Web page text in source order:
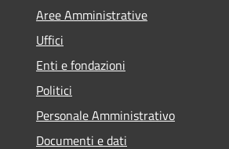
Aree Amministrative
Uffici
Enti e fondazioni
Politici
Personale Amministrativo
Documenti e dati